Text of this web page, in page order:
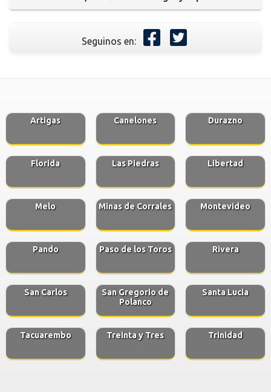
Seguinos en:
Artigas Canelones Durazno
Florida Las Piedras Libertad
Melo Minas de Corrales Montevideo
Pando Paso de los Toros Rivera
San Carlos
San Gregorio de
Polanco
Santa Lucia
Tacuarembo Treinta y Tres Trinidad